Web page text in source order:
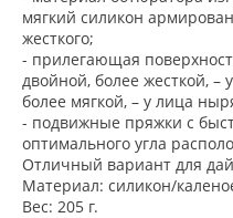
мягкий силикон
жесткого;
- прилегающая
двойной, более жесткой, –
более мягкой, – у лица
- подвижные пряжки с
оптимального угла
Отличный вариант для
Материал: силикон/
Вес: 205 г.